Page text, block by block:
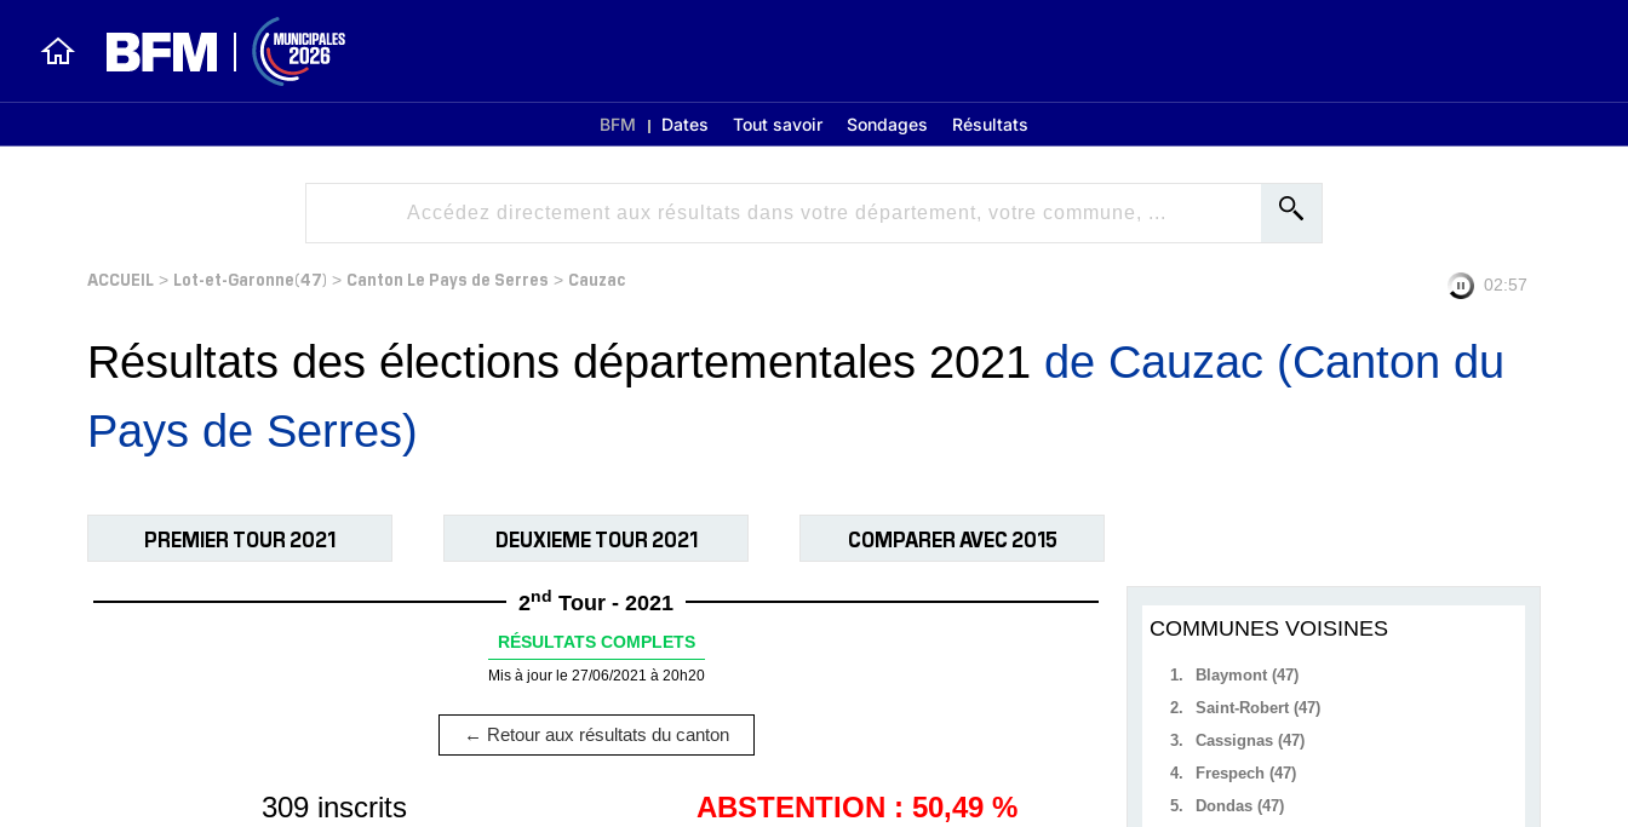
BFM Dates Tout savoir Sondages Résultats
ACCUEIL > Lot-et-Garonne(47) > Canton Le Pays de Serres > Cauzac 02:56
Résultats des élections départementales 2021 de Cauzac (Canton du
Pays de Serres)
PREMIER TOUR 2021 DEUXIEME TOUR 2021 COMPARER AVEC 2015
2nd Tour - 2021
RÉSULTATS COMPLETS
Mis à jour le 27/06/2021 à 20h20
← Retour aux résultats du canton
309 inscrits ABSTENTION : 50,49 %
COMMUNES VOISINES
1.
Blaymont (47)
2.
Saint-Robert (47)
3.
Cassignas (47)
4.
Frespech (47)
5.
Dondas (47)